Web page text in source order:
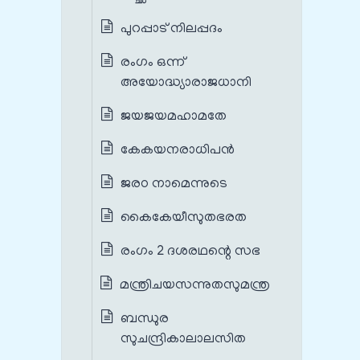
പുറപ്പാട് നിലപ്പദം
രംഗം ഒന്ന്
അയോദ്ധ്യാരാജധാനി
ജയജയമഹാമതേ
കേകയനരാധിപന്‍
ജരഠ നാമെന്നുടെ
കൈകേയീസുതഭരത
രംഗം 2 ദശരഥന്റെ സഭ
മന്ത്രിചയസന്നുതസുമന്ത്ര
ബന്ധുര
സുചന്ദ്രികാലാലസിത